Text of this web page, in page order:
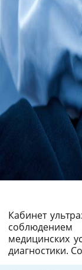
Кабинет
медицинских
диагностики.